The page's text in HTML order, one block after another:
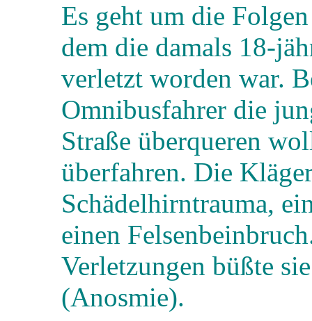
Es geht um die
dem die damals 18-
verletzt worden war.
Omnibusfahrer die
Straße überqueren
überfahren. Die
Schädelhirntrauma,
einen
Verletzungen büßte
(Anosmie).